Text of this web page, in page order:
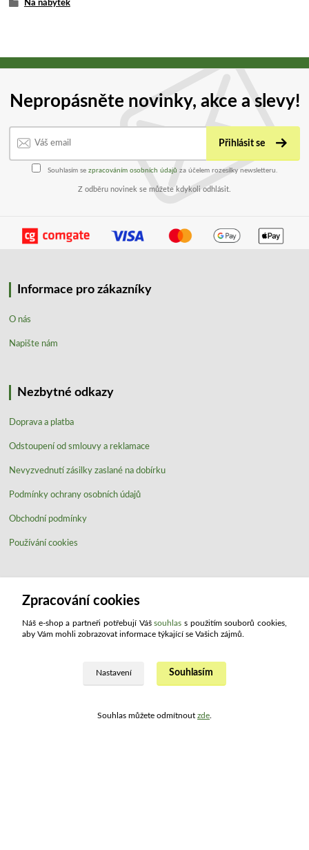
Na nábytek
Nepropásněte novinky, akce a slevy!
Přihlásit se
Souhlasím se zpracováním osobních údajů za účelem rozesílky newsletteru.
Z odběru novinek se můžete kdykoli odhlásit.
Informace pro zákazníky
O nás
Napište nám
Nezbytné odkazy
Doprava a platba
Odstoupení od smlouvy a reklamace
Nevyzvednutí zásilky zaslané na dobírku
Podmínky ochrany osobních údajů
Obchodní podmínky
Používání cookies
Zpracování cookies
Náš e-shop a partneři potřebují Vášsouhlas s použitím souborů cookies,
aby Vám mohli zobrazovat informace týkající se Vašich zájmů.
Nastavení Souhlasím
Souhlas můžete odmítnout zde.